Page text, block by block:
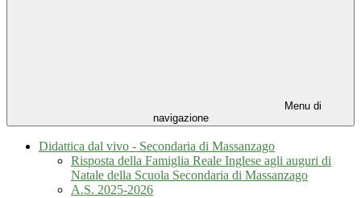
Menu di
navigazione
Didattica dal vivo - Secondaria di Massanzago
Risposta della Famiglia Reale Inglese agli auguri di
Natale della Scuola Secondaria di Massanzago
A.S. 2025-2026